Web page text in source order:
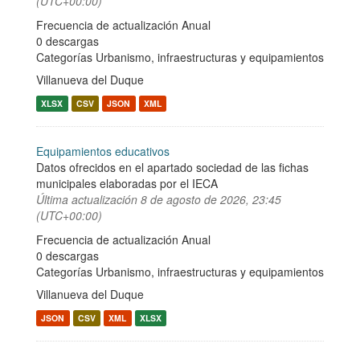
Frecuencia de actualización Anual
0 descargas
Categorías Urbanismo, infraestructuras y equipamientos
Villanueva del Duque
XLSX CSV JSON XML
Equipamientos educativos
Datos ofrecidos en el apartado sociedad de las fichas
municipales elaboradas por el IECA
Última actualización 8 de agosto de 2026, 23:45
(UTC+00:00)
Frecuencia de actualización Anual
0 descargas
Categorías Urbanismo, infraestructuras y equipamientos
Villanueva del Duque
JSON CSV XML XLSX